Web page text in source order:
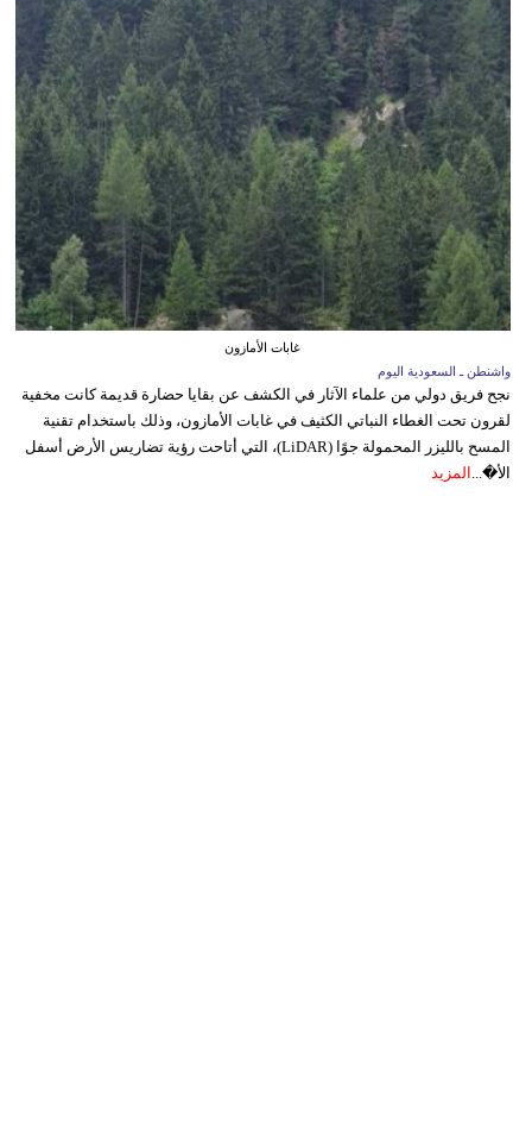
غابات الأمازون
واشنطن ـ السعودية اليوم
نجح فريق دولي من علماء الآثار في الكشف عن بقايا حضارة قديمة كانت مخفية
لقرون تحت الغطاء النباتي الكثيف في غابات الأمازون، وذلك باستخدام تقنية
المسح بالليزر المحمولة جوًا (LiDAR)، التي أتاحت رؤية تضاريس الأرض أسفل
الأ�... المزيد